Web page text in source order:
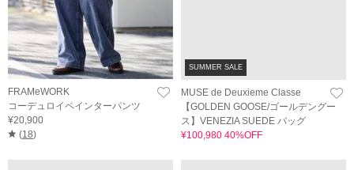
FRAMeWORK
コーデュロイペインターパンツ
¥20,900
(18)
SUMMER SALE
MUSE de Deuxieme Classe
【GOLDEN GOOSE/ゴールデングー
ス】VENEZIA SUEDE バッグ
¥100,980 40%OFF